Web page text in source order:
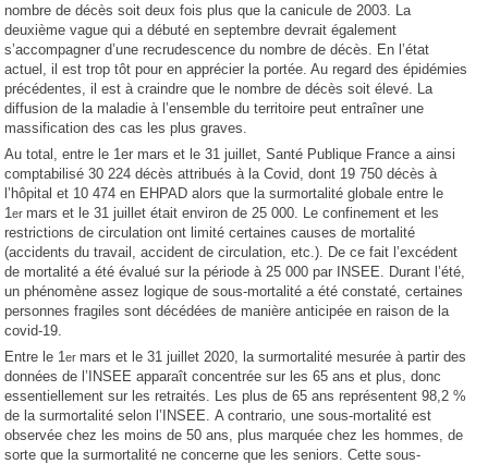
nombre de décès soit deux fois plus que la canicule de 2003. La
deuxième vague qui a débuté en septembre devrait également
s’accompagner d’une recrudescence du nombre de décès. En l’état
actuel, il est trop tôt pour en apprécier la portée. Au regard des épidémies
précédentes, il est à craindre que le nombre de décès soit élevé. La
diffusion de la maladie à l’ensemble du territoire peut entraîner une
massification des cas les plus graves.
Au total, entre le 1er mars et le 31 juillet, Santé Publique France a ainsi
comptabilisé 30 224 décès attribués à la Covid, dont 19 750 décès à
l’hôpital et 10 474 en EHPAD alors que la surmortalité globale entre le
1er mars et le 31 juillet était environ de 25 000. Le confinement et les
restrictions de circulation ont limité certaines causes de mortalité
(accidents du travail, accident de circulation, etc.). De ce fait l’excédent
de mortalité a été évalué sur la période à 25 000 par INSEE. Durant l’été,
un phénomène assez logique de sous-mortalité a été constaté, certaines
personnes fragiles sont décédées de manière anticipée en raison de la
covid-19.
Entre le 1er mars et le 31 juillet 2020, la surmortalité mesurée à partir des
données de l’INSEE apparaît concentrée sur les 65 ans et plus, donc
essentiellement sur les retraités. Les plus de 65 ans représentent 98,2 %
de la surmortalité selon l’INSEE. A contrario, une sous-mortalité est
observée chez les moins de 50 ans, plus marquée chez les hommes, de
sorte que la surmortalité ne concerne que les seniors. Cette sous-